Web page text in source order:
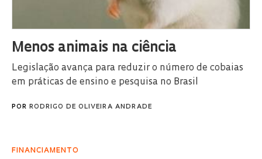
Menos animais na ciência
Legislação avança para reduzir o número de cobaias
em práticas de ensino e pesquisa no Brasil
POR RODRIGO DE OLIVEIRA ANDRADE
FINANCIAMENTO